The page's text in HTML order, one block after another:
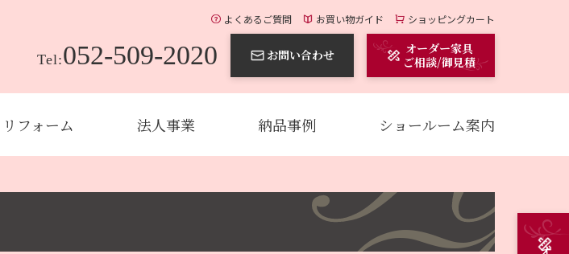
よくあるご質問 お買い物ガイド ショッピングカート
Tel:052-509-2020 お問い合わせ
オーダー家具
ご相談/御見積
リフォーム 法人事業 納品事例 ショールーム案内